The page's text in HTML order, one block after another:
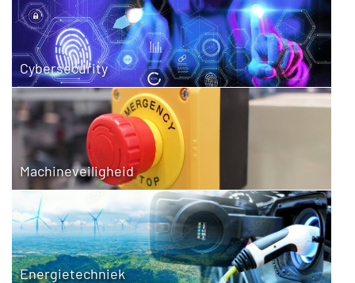
Cybersecurity
Machineveiligheid
Energietechniek